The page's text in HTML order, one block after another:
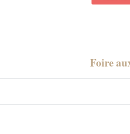
Foire